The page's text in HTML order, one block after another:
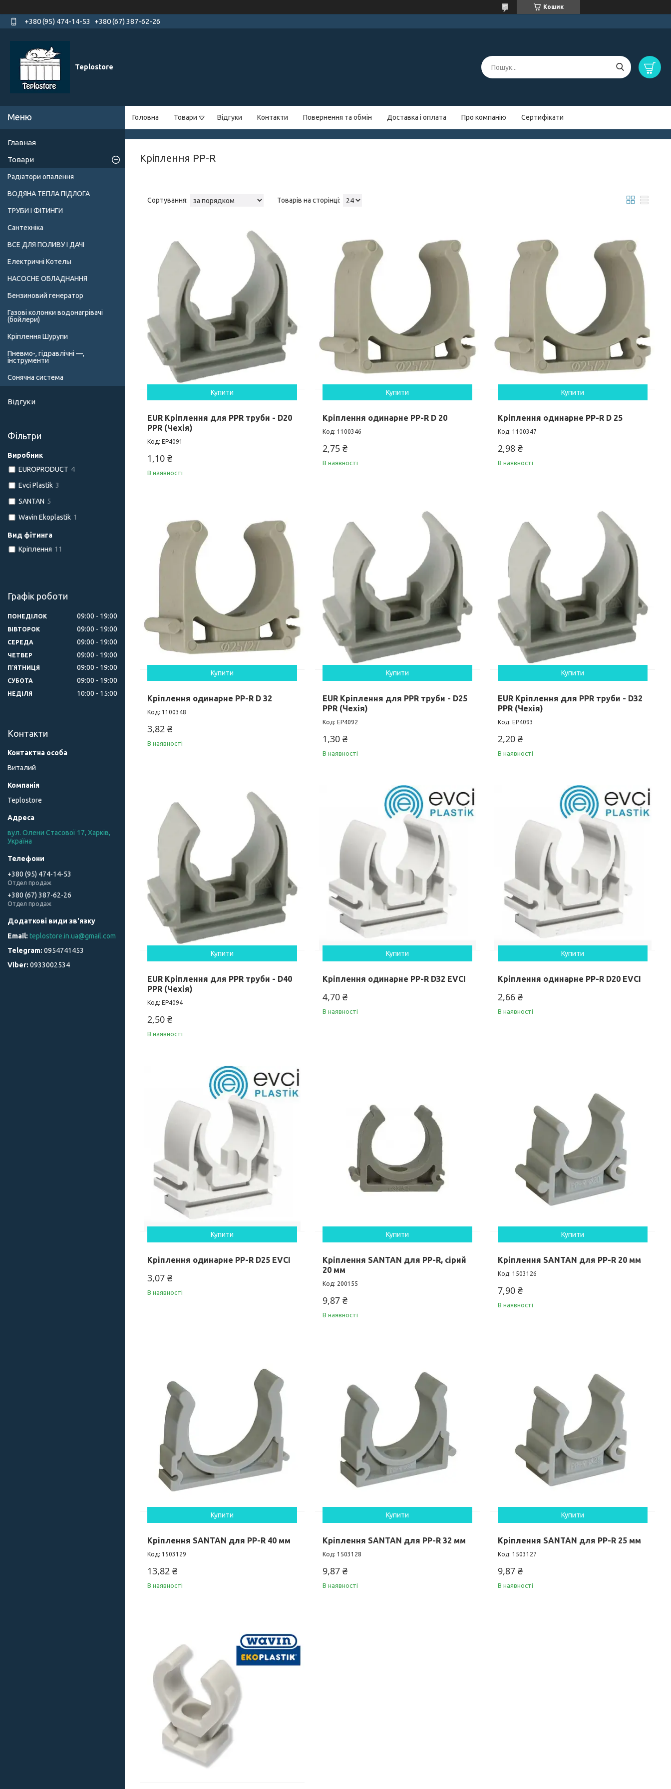
Кошик
+380 (95) 474-14-53 +380 (67) 387-62-26
Teplostore
Головна Товари Відгуки Контакти Повернення та обмін Доставка і оплата Про компанію Сертифікати
Кріплення PP-R
Купити
EUR Кріплення для PPR труби - D20
PPR (Чехія)
EP4091
1,10 ₴
В наявності
Купити
Кріплення одинарне PP-R D 20
1100346
2,75 ₴
В наявності
Купити
Кріплення одинарне PP-R D 25
1100347
2,98 ₴
В наявності
Купити
Кріплення одинарне PP-R D 32
1100348
3,82 ₴
В наявності
Купити
EUR Кріплення для PPR труби - D25
PPR (Чехія)
EP4092
1,30 ₴
В наявності
Купити
EUR Кріплення для PPR труби - D32
PPR (Чехія)
EP4093
2,20 ₴
В наявності
Купити
EUR Кріплення для PPR труби - D40
PPR (Чехія)
EP4094
2,50 ₴
В наявності
Купити
Кріплення одинарне PP-R D32 EVCI
4,70 ₴
В наявності
Купити
Кріплення одинарне PP-R D20 EVCI
2,66 ₴
В наявності
Купити
Кріплення одинарне PP-R D25 EVCI
3,07 ₴
В наявності
Купити
Кріплення SANTAN для PP-R, сірий
20 мм
200155
9,87 ₴
В наявності
Купити
Кріплення SANTAN для PP-R 20 мм
1503126
7,90 ₴
В наявності
Купити
Кріплення SANTAN для PP-R 40 мм
1503129
13,82 ₴
В наявності
Купити
Кріплення SANTAN для PP-R 32 мм
1503128
9,87 ₴
В наявності
Купити
Кріплення SANTAN для PP-R 25 мм
1503127
9,87 ₴
В наявності
Главная
Товари
Радіатори опалення
ВОДЯНА ТЕПЛА ПІДЛОГА
ТРУБИ І ФІТИНГИ
Сантехніка
ВСЕ ДЛЯ ПОЛИВУ І ДАЧІ
Електричні Котелы
НАСОСНЕ ОБЛАДНАННЯ
Бензиновий генератор
Газові колонки водонагрівачі
(бойлери)
Кріплення Шурупи
Пневмо-, гідравлічні —,
інструменти
Сонячна система
Відгуки
Фільтри
Виробник
EUROPRODUCT 4
Evci Plastik 3
SANTAN 5
Wavin Ekoplastik 1
Вид фітинга
Кріплення 11
Графік роботи
ПОНЕДІЛОК 09:00 19:00
ВІВТОРОК 09:00 19:00
СЕРЕДА 09:00 19:00
ЧЕТВЕР 09:00 19:00
ПʼЯТНИЦЯ 09:00 19:00
СУБОТА 09:00 19:00
НЕДІЛЯ 10:00 15:00
Контакти
Виталий
Teplostore
вул. Олени Стасової 17, Харків,
Україна
+380 (95) 474-14-53
Отдел продаж
+380 (67) 387-62-26
Отдел продаж
teplostore.in.ua@gmail.com
0954741453
0933002534